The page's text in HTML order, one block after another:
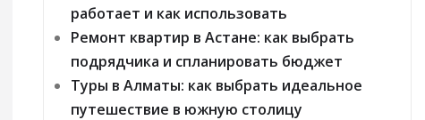
работает и как использовать
Ремонт квартир в Астане: как выбрать
подрядчика и спланировать бюджет
Туры в Алматы: как выбрать идеальное
путешествие в южную столицу